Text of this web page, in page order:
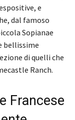
e
dal famoso
Sopianae
bellissime
di quelli che
Ranch.
Francese